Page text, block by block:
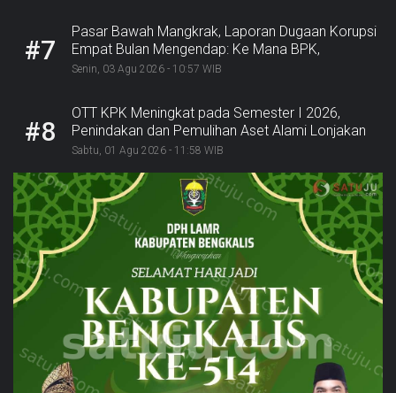
#7
Pasar Bawah Mangkrak, Laporan Dugaan Korupsi
Empat Bulan Mengendap: Ke Mana BPK,
Inspektorat, dan Kejaksaan?
Senin, 03 Agu 2026 - 10:57 WIB
#8
OTT KPK Meningkat pada Semester I 2026,
Penindakan dan Pemulihan Aset Alami Lonjakan
Sabtu, 01 Agu 2026 - 11:58 WIB